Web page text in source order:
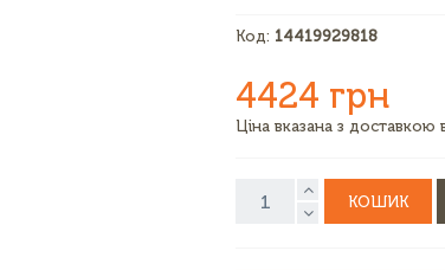
Код: 14419929818
4424 грн
Ціна вказана з доставкою
КОШИК